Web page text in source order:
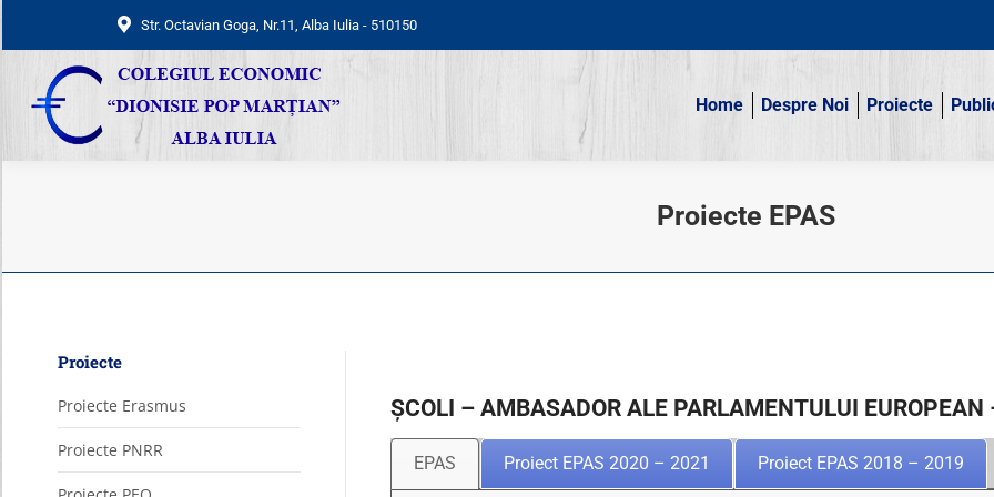
Str. Octavian Goga, Nr.11, Alba Iulia - 510150
Home Despre Noi Proiecte
Proiecte EPAS
ȘCOLI – AMBASADOR ALE PARLAMENTULUI EUROPEAN
EPAS Proiect EPAS 2020 – 2021 Proiect EPAS 2018 – 2019
Proiecte
Proiecte Erasmus
Proiecte PNRR
Str. Octavian Goga, Nr.11, Alba Iulia - 510150
Home Despre Noi Proiecte